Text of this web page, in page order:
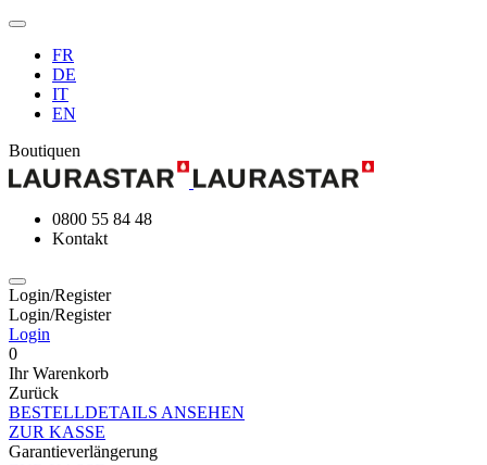
FR
DE
IT
EN
Boutiquen
0800 55 84 48
Kontakt
Login/Register
Login/Register
Login
0
Ihr Warenkorb
Zurück
BESTELLDETAILS ANSEHEN
ZUR KASSE
Garantieverlängerung